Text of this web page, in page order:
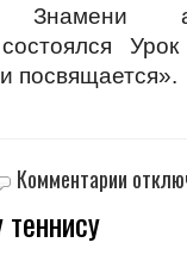
Знамени
посвящается».
Комментарии записи